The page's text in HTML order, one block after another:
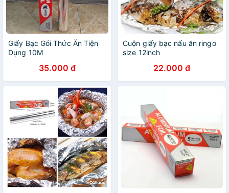
Giấy Bạc Gói Thức Ăn Tiện
Dụng 10M
35.000 đ
Cuộn giấy bạc nấu ăn ringo
size 12inch
22.000 đ